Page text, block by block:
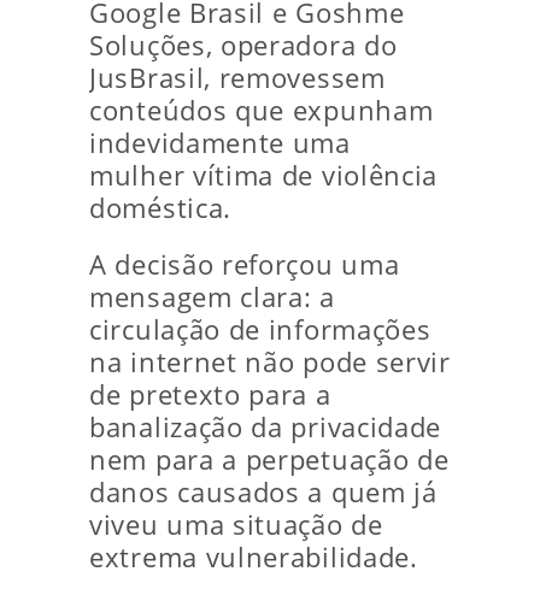
Google Brasil e Goshme
Soluções, operadora do
JusBrasil, removessem
conteúdos que expunham
indevidamente uma
mulher vítima de violência
doméstica.
A decisão reforçou uma
mensagem clara: a
circulação de informações
na internet não pode servir
de pretexto para a
banalização da privacidade
nem para a perpetuação de
danos causados a quem já
viveu uma situação de
extrema vulnerabilidade.